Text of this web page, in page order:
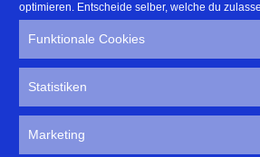
optimieren. Entscheide selber, welche du
Funktionale Cookies
Statistiken
Marketing